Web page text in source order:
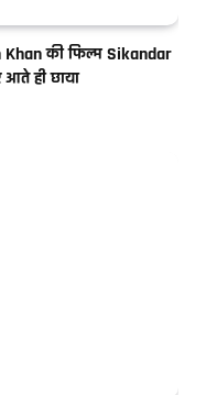
की फिल्म Sikandar
ही छाया